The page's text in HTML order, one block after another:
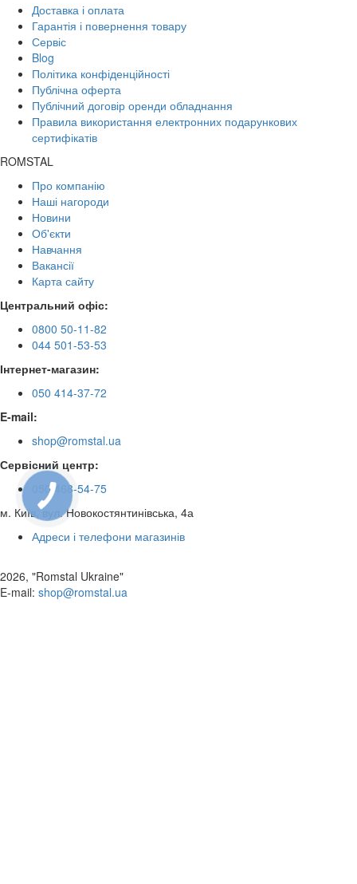
Доставка і оплата
Гарантія і повернення товару
Сервіс
Blog
Політика конфіденційності
Публічна оферта
Публічний договір оренди обладнання
Правила використання електронних подарункових
сертифікатів
ROMSTAL
Про компанію
Наші нагороди
Новини
Об'єкти
Навчання
Вакансії
Карта сайту
Центральний офіс:
0800 50-11-82
044 501-53-53
Інтернет-магазин:
050 414-37-72
E-mail:
shop@romstal.ua
Сервісний центр:
050 468-54-75
м. Київ, вул. Новокостянтинівська, 4а
Адреси і телефони магазинів
2026, "Romstal Ukraine"
​E-mail: shop@romstal.ua
КНОПКА
ЗВ'ЯЗКУ